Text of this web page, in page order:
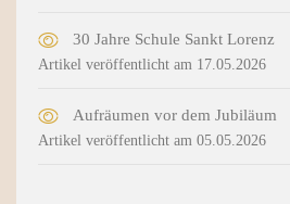
30 Jahre Schule Sankt Lorenz
Artikel veröffentlicht am 17.05.2026
Aufräumen vor dem Jubiläum
Artikel veröffentlicht am 05.05.2026